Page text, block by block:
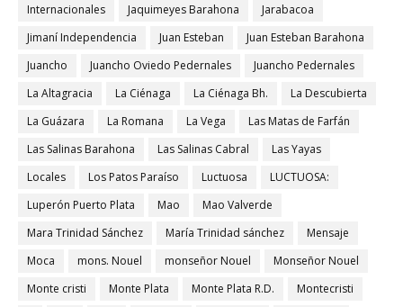
Internacionales
Jaquimeyes Barahona
Jarabacoa
Jimaní Independencia
Juan Esteban
Juan Esteban Barahona
Juancho
Juancho Oviedo Pedernales
Juancho Pedernales
La Altagracia
La Ciénaga La Ciénaga Bh.
La Descubierta
La Guázara
La Romana La Vega
Las Matas de Farfán
Las Salinas Barahona
Las Salinas Cabral
Las Yayas
Locales
Los Patos Paraíso Luctuosa
LUCTUOSA:
Luperón Puerto Plata
Mao
Mao Valverde
Mara Trinidad Sánchez
María Trinidad sánchez
Mensaje
Moca
mons. Nouel monseñor Nouel
Monseñor Nouel
Monte cristi
Monte Plata Monte Plata R.D.
Montecristi